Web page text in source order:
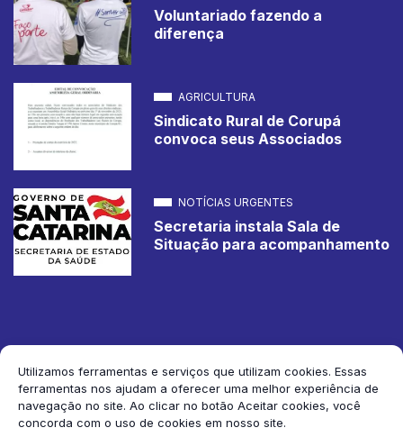
Utilizamos ferramentas e serviços que utilizam cookies. Essas
ferramentas nos ajudam a oferecer uma melhor experiência de
navegação no site. Ao clicar no botão Aceitar cookies, você
concorda com o uso de cookies em nosso site.
Voluntariado fazendo a
diferença
AGRICULTURA
Sindicato Rural de Corupá
convoca seus Associados
NOTÍCIAS URGENTES
Secretaria instala Sala de
Situação para acompanhamento
2026 Jornal de Corupá. Todos os direitos reservados.